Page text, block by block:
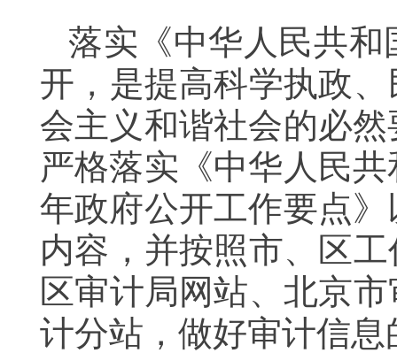
落实《中华人民共
开，是提高科学执政
会主义和谐社会的必
严格落实《中华人民
年政府公开工作要点
内容，并按照市、区
区审计局网站、北京
计分站，做好审计信